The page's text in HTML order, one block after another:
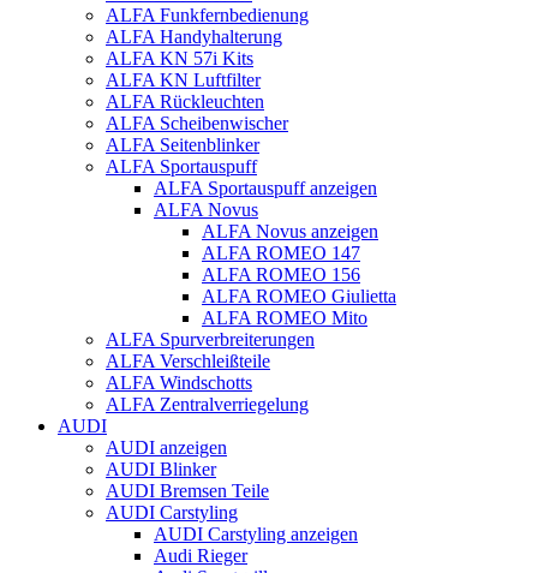
ALFA Funkfernbedienung
ALFA Handyhalterung
ALFA KN 57i Kits
ALFA KN Luftfilter
ALFA Rückleuchten
ALFA Scheibenwischer
ALFA Seitenblinker
ALFA Sportauspuff
ALFA Sportauspuff anzeigen
ALFA Novus
ALFA Novus anzeigen
ALFA ROMEO 147
ALFA ROMEO 156
ALFA ROMEO Giulietta
ALFA ROMEO Mito
ALFA Spurverbreiterungen
ALFA Verschleißteile
ALFA Windschotts
ALFA Zentralverriegelung
AUDI
AUDI anzeigen
AUDI Blinker
AUDI Bremsen Teile
AUDI Carstyling
AUDI Carstyling anzeigen
Audi Rieger